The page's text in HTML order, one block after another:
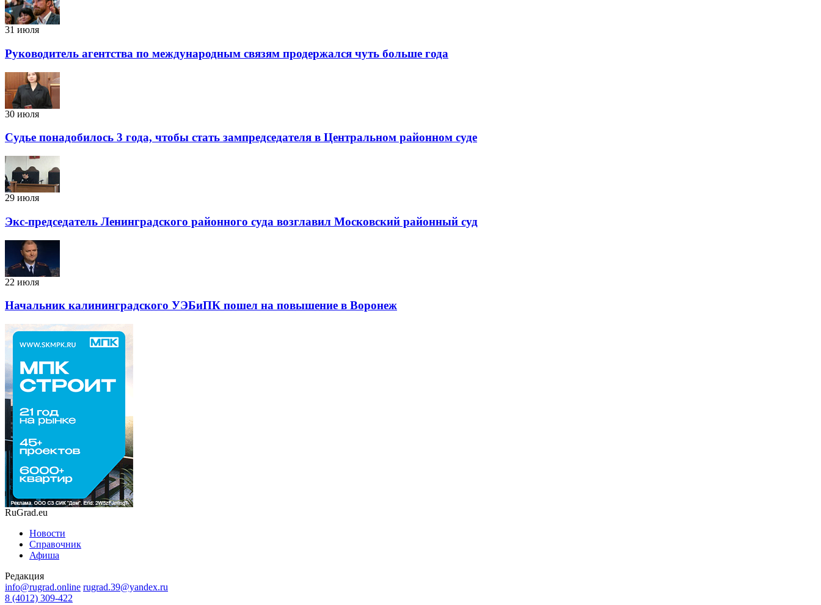
31 июля
Руководитель агентства по международным связям продержался чуть больше года
30 июля
Судье понадобилось 3 года, чтобы стать зампредседателя в Центральном районном суде
29 июля
Экс-председатель Ленинградского районного суда возглавил Московский районный суд
22 июля
Начальник калининградского УЭБиПК пошел на повышение в Воронеж
RuGrad.eu
Новости
Справочник
Афиша
Редакция
info@rugrad.online rugrad.39@yandex.ru
8 (4012) 309-422